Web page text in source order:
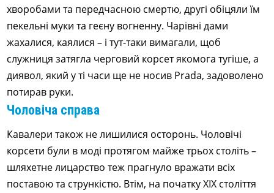
хворобами та передчасною смертю, другі обіцяли їм
пекельні муки та геєну вогненну. Чарівні дами
жахалися, каялися – і тут-таки вимагали, щоб
служниця затягла черговий корсет якомога тугіше, а
диявол, який у ті часи ще не носив Prada, задоволено
потирав руки.
Чоловіча справа
Кавалери також не лишилися осторонь. Чоловічі
корсети були в моді протягом майже трьох століть –
шляхетне лицарство теж прагнуло вражати всіх
поставою та стрункістю. Втім, на початку XIX століття